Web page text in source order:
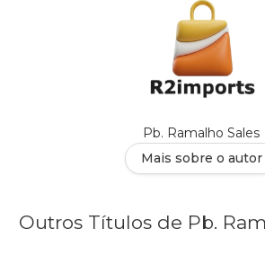
Pb. Ramalho Sales
Mais sobre o autor
Outros Títulos de Pb.